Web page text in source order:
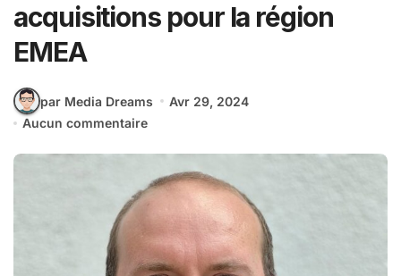
acquisitions pour la région
EMEA
par Media Dreams
Avr 29, 2024
Aucun commentaire